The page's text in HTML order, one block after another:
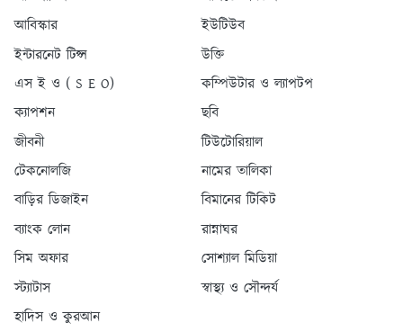
আবিস্কার
ইউটিউব
ইন্টারনেট টিপ্স
উক্তি
এস ই ও ( S E O)
কম্পিউটার ও ল্যাপটপ
ক্যাপশন
ছবি
জীবনী
টিউটোরিয়াল
টেকনোলজি
নামের তালিকা
বাড়ির ডিজাইন
বিমানের টিকিট
ব্যাংক লোন
রান্নাঘর
সিম অফার
সোশ্যাল মিডিয়া
স্ট্যাটাস
স্বাস্থ্য ও সৌন্দর্য
হাদিস ও কুরআন